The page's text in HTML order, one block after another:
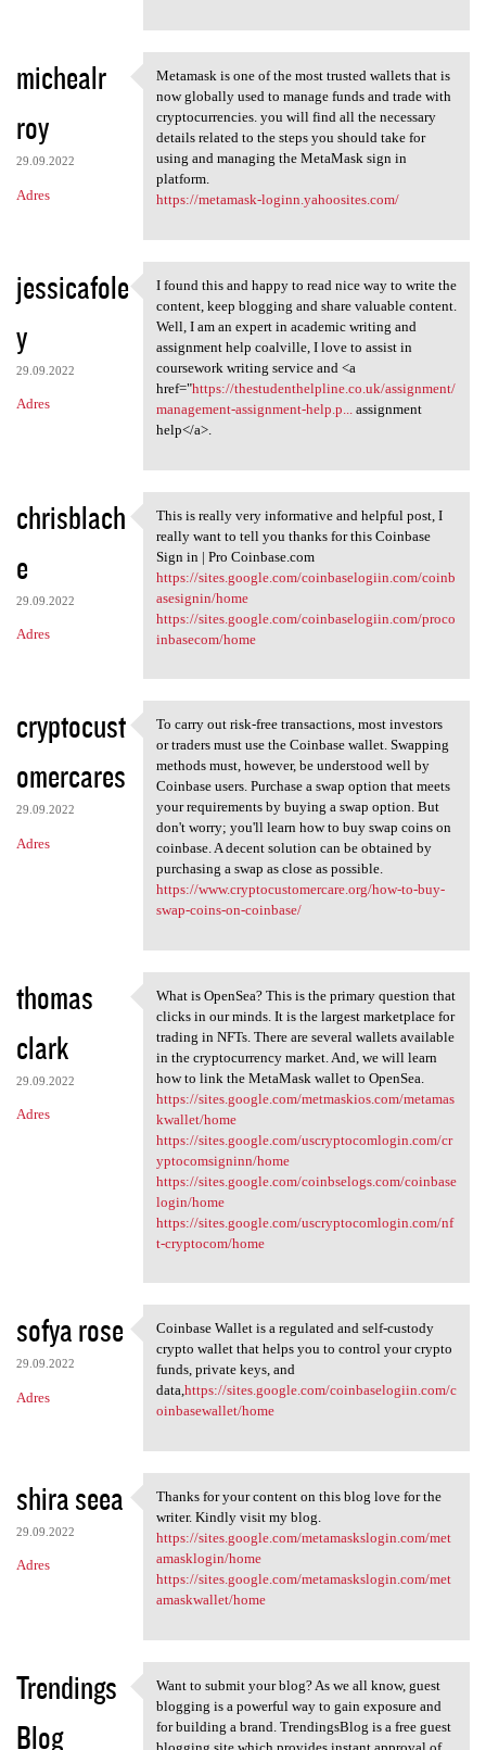
e
michealr
roy
29.09.2022
Adres
Metamask is one of the most
Metamask is one of the most trusted wallets that is
now globally used to manage funds and trade with
cryptocurrencies. you will find all the necessary
details related to the steps you should take for
using and managing the MetaMask sign in
platform.
https://metamask-loginn.yahoosites.com/
jessicafole
y
29.09.2022
Adres
I found this and happy to
I found this and happy to read nice way to write the
content, keep blogging and share valuable content.
Well, I am an expert in academic writing and
assignment help coalville, I love to assist in
coursework writing service and <a
href="https://thestudenthelpline.co.uk/assignment/
management-assignment-help.p...assignment
help</a>.
chrisblach
e
29.09.2022
Adres
This is really very
This is really very informative and helpful post, I
really want to tell you thanks for this Coinbase
Sign in | Pro Coinbase.com
https://sites.google.com/coinbaselogiin.com/coinb
asesignin/home
https://sites.google.com/coinbaselogiin.com/proco
inbasecom/home
cryptocust
omercares
29.09.2022
Adres
To carry out risk-free
To carry out risk-free transactions, most investors
or traders must use the Coinbase wallet. Swapping
methods must, however, be understood well by
Coinbase users. Purchase a swap option that meets
your requirements by buying a swap option. But
don't worry; you'll learn how to buy swap coins on
coinbase. A decent solution can be obtained by
purchasing a swap as close as possible.
https://www.cryptocustomercare.org/how-to-buy-
swap-coins-on-coinbase/
thomas
clark
29.09.2022
Adres
What is OpenSea? This is the
What is OpenSea? This is the primary question that
clicks in our minds. It is the largest marketplace for
trading in NFTs. There are several wallets available
in the cryptocurrency market. And, we will learn
how to link the MetaMask wallet to OpenSea.
https://sites.google.com/metmaskios.com/metamas
kwallet/home
https://sites.google.com/uscryptocomlogin.com/cr
yptocomsigninn/home
https://sites.google.com/coinbselogs.com/coinbase
login/home
https://sites.google.com/uscryptocomlogin.com/nf
t-cryptocom/home
sofya rose
29.09.2022
Adres
Coinbase Wallet is a
Coinbase Wallet is a regulated and self-custody
crypto wallet that helps you to control your crypto
funds, private keys, and
data,https://sites.google.com/coinbaselogiin.com/c
oinbasewallet/home
shira seea
29.09.2022
Adres
Thanks for your content on
Thanks for your content on this blog love for the
writer. Kindly visit my blog.
https://sites.google.com/metamaskslogin.com/met
amasklogin/home
https://sites.google.com/metamaskslogin.com/met
amaskwallet/home
Trendings
Blog
Want to submit your blog? As
Want to submit your blog? As we all know, guest
blogging is a powerful way to gain exposure and
for building a brand. TrendingsBlog is a free guest